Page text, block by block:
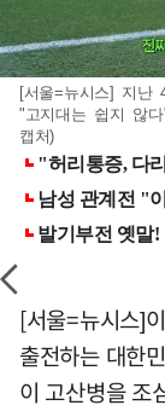
[서울=뉴시스] 지난
"고지대는 쉽지 않
캡처)
[서울=뉴시스]
출전하는 대한
이 고산병을 조